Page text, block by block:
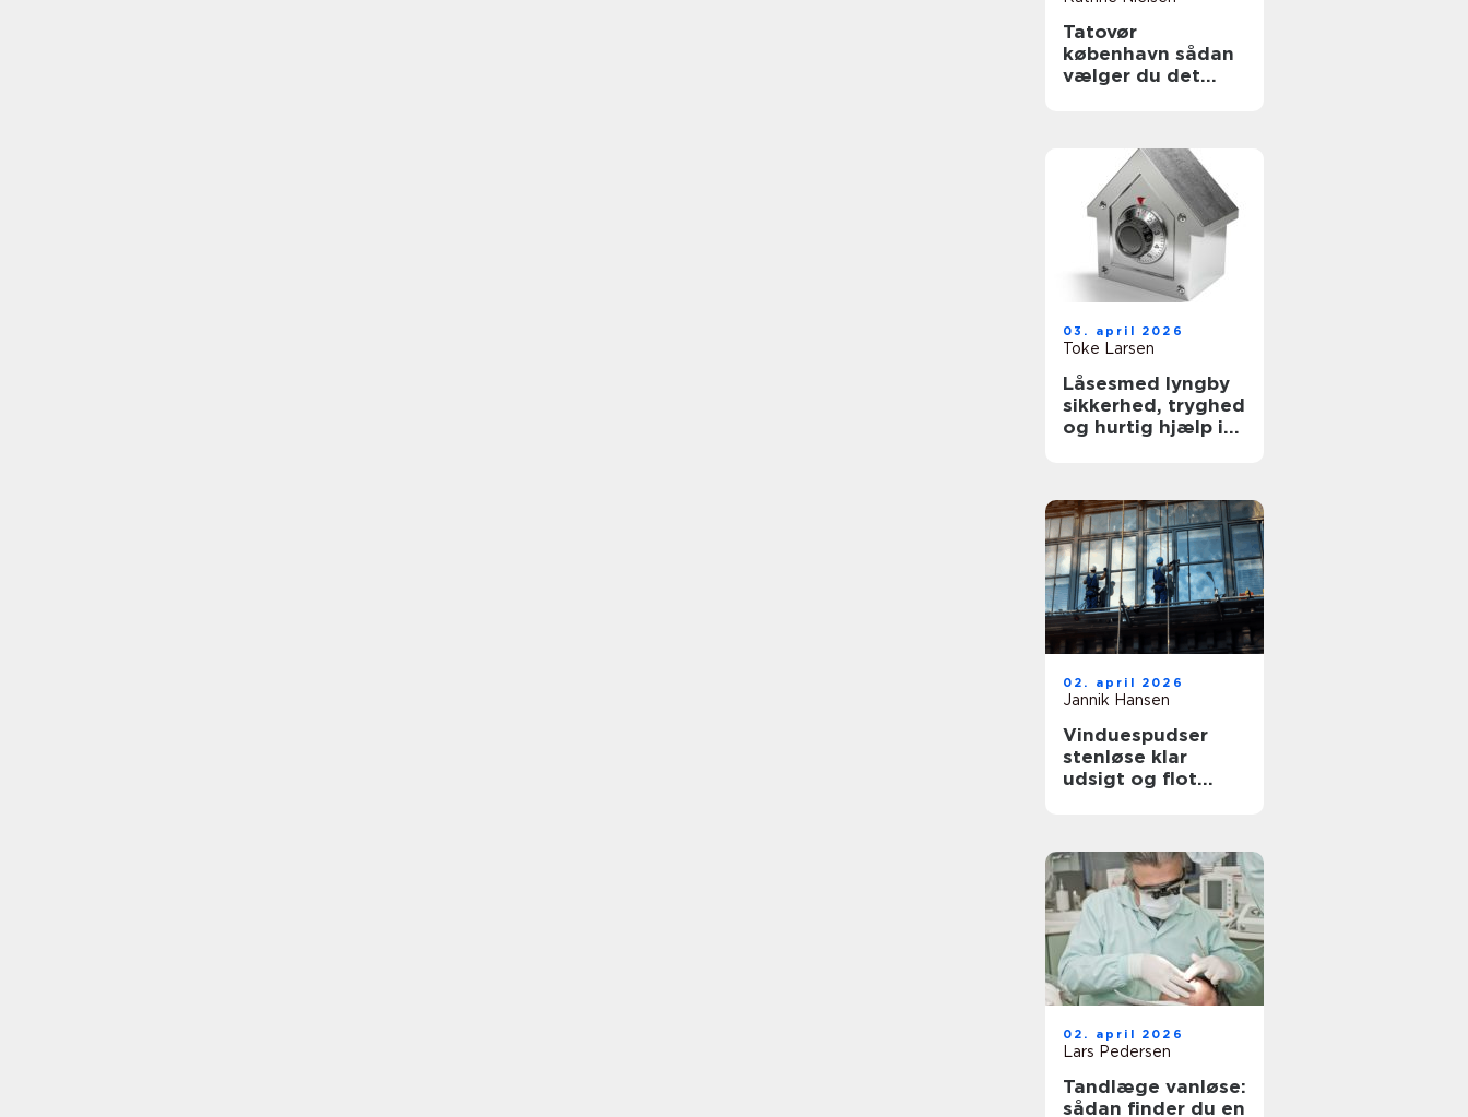
Tatovør
københavn sådan
vælger du det
03. april 2026
Toke Larsen
Låsesmed lyngby
sikkerhed, tryghed
og hurtig hjælp i
02. april 2026
Jannik Hansen
Vinduespudser
stenløse klar
udsigt og flot
02. april 2026
Lars Pedersen
Tandlæge vanløse:
sådan finder du en